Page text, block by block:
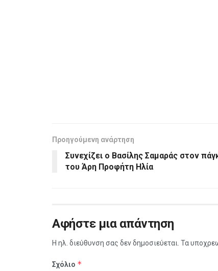
Προηγούμενη ανάρτηση
Συνεχίζει ο Βασίλης Σαμαράς στον
του Άρη Προφήτη Ηλία
Αφήστε μια απάντηση
Η ηλ. διεύθυνση σας δεν δημοσιεύεται. Τα
Σχόλιο *